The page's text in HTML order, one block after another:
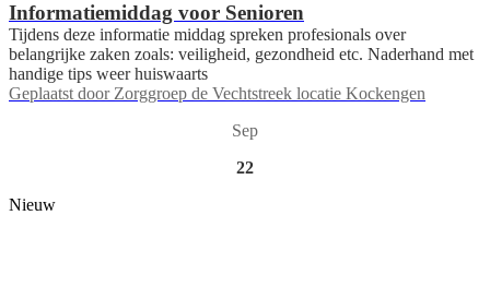
Informatiemiddag voor Senioren
Tijdens deze informatie middag spreken profesionals over
belangrijke zaken zoals: veiligheid, gezondheid etc. Naderhand met
handige tips weer huiswaarts
Geplaatst door Zorggroep de Vechtstreek locatie Kockengen
Sep
22
Nieuw